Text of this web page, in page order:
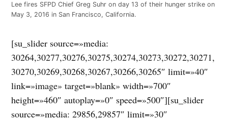
Lee fires SFPD Chief Greg Suhr on day 13 of their hunger strike on
May 3, 2016 in San Francisco, California.
[su_slider source=»media:
30264,30277,30276,30275,30274,30273,30272,30271,
30270,30269,30268,30267,30266,30265″ limit=»40″
link=»image» target=»blank» width=»700″
height=»460″ autoplay=»0″ speed=»500″][su_slider
source=»media: 29856,29857″ limit=»30″